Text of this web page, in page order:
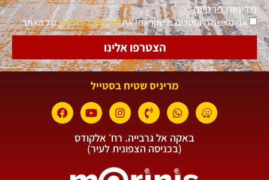
מדיניות פרטיות
אני מאשר.ת ומסכימ.ה שקראתי אתמדיניות הפרטיותשל האתר
הצטרפו אלינו
מריניס שטיח בסטייל
באקה אל גרבייה. רח׳ אלקודס
(בכניסה הצפונית לעיר)